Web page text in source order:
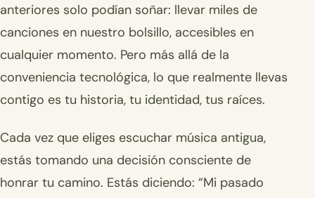
anteriores solo podían soñar: llevar miles de
canciones en nuestro bolsillo, accesibles en
cualquier momento. Pero más allá de la
conveniencia tecnológica, lo que realmente llevas
contigo es tu historia, tu identidad, tus raíces.
Cada vez que eliges escuchar música antigua,
estás tomando una decisión consciente de
honrar tu camino. Estás diciendo: “Mi pasado